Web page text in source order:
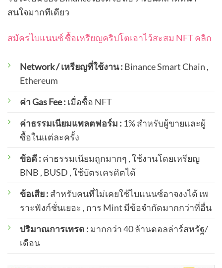
สนใจมากทีเดียว
สมัครไบแนนซ์ ซื้อเหรียญคริปโตเอาไว้สะสม NFT คลิก
Network / เหรียญที่ใช้งาน : Binance Smart Chain ,
Ethereum
ค่า Gas Fee : เมื่อซื้อ NFT
ค่าธรรมเนียมแพลตฟอร์ม : 1% สำหรับผู้ขายและผู้
ซื้อในแต่ละครั้ง
ข้อดี : ค่าธรรมเนียมถูกมากๆ , ใช้งานโดยเหรียญ
BNB , BUSD , ใช้บัตรเครดิตได้
ข้อเสีย : สำหรับคนที่ไม่เคยใช้ไบแนนซ์อาจงงได้ เพ
ราะฟังก์ชั่นเยอะ , การ Mint มีข้อจำกัดมากกว่าที่อื่น
ปริมาณการเทรด : มากกว่า 40 ล้านดอลล่าร์สหรัฐ/
เดือน